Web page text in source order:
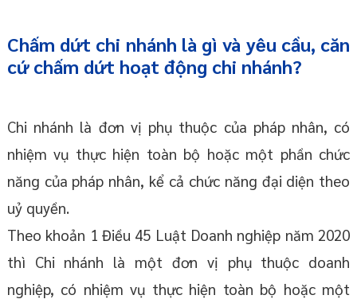
Chấm dứt chi nhánh là gì và yêu cầu, căn
cứ chấm dứt hoạt động chi nhánh?
Chi nhánh là đơn vị phụ thuộc của pháp nhân, có
nhiệm vụ thực hiện toàn bộ hoặc một phần chức
năng của pháp nhân, kể cả chức năng đại diện theo
uỷ quyền.
Theo khoản 1 Điều 45 Luật Doanh nghiệp năm 2020
thì Chi nhánh là một đơn vị phụ thuộc doanh
nghiệp, có nhiệm vụ thực hiện toàn bộ hoặc một